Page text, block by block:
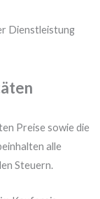
Dienstleistung
Preise sowie die
alle
Steuern.